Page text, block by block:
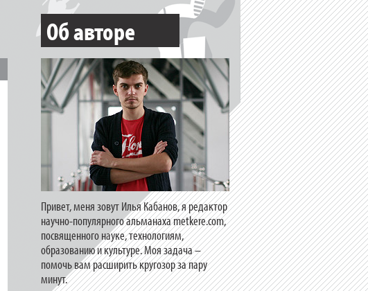
Об авторе
Привет, меня зовут Илья Кабанов, я редактор
научно-популярного альманаха metkere.com,
посвященного науке, технологиям,
образованию и культуре. Моя задача –
помочь вам расширить кругозор за пару
минут.